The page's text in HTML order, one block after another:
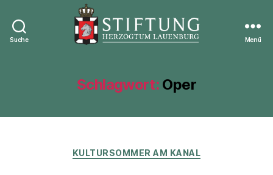
Suche
Lauenburg
Menü
Schlagwort: Oper
Kategorien
KULTURSOMMER AM KANAL